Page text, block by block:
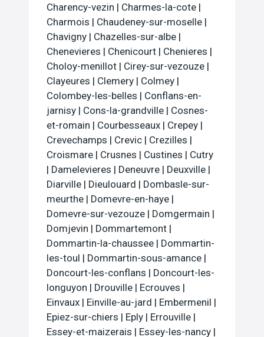
Charency-vezin | Charmes-la-cote |
Charmois | Chaudeney-sur-moselle |
Chavigny | Chazelles-sur-albe |
Chenevieres | Chenicourt | Chenieres |
Choloy-menillot | Cirey-sur-vezouze |
Clayeures | Clemery | Colmey |
Colombey-les-belles | Conflans-en-
jarnisy | Cons-la-grandville | Cosnes-
et-romain | Courbesseaux | Crepey |
Crevechamps | Crevic | Crezilles |
Croismare | Crusnes | Custines | Cutry
| Damelevieres | Deneuvre | Deuxville |
Diarville | Dieulouard | Dombasle-sur-
meurthe | Domevre-en-haye |
Domevre-sur-vezouze | Domgermain |
Domjevin | Dommartemont |
Dommartin-la-chaussee | Dommartin-
les-toul | Dommartin-sous-amance |
Doncourt-les-conflans | Doncourt-les-
longuyon | Drouville | Ecrouves |
Einvaux | Einville-au-jard | Embermenil |
Epiez-sur-chiers | Eply | Errouville |
Essey-et-maizerais | Essey-les-nancy |